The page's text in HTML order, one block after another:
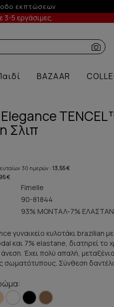
των 100€
5 εργάσιμες.
BAZAAR
Σλιπ
30 ημερών : 13,55 €
€
Fimelle
90-81844
93% ΜΟΝΤΑΛ-7% ΕΛΑΣΤΑΝ
γυναικείο κυλοτάκι brazilian
και 7% elastane, διατηρεί το
Έχει πολύ απαλή,
σωματότυπους. Σύνθεση